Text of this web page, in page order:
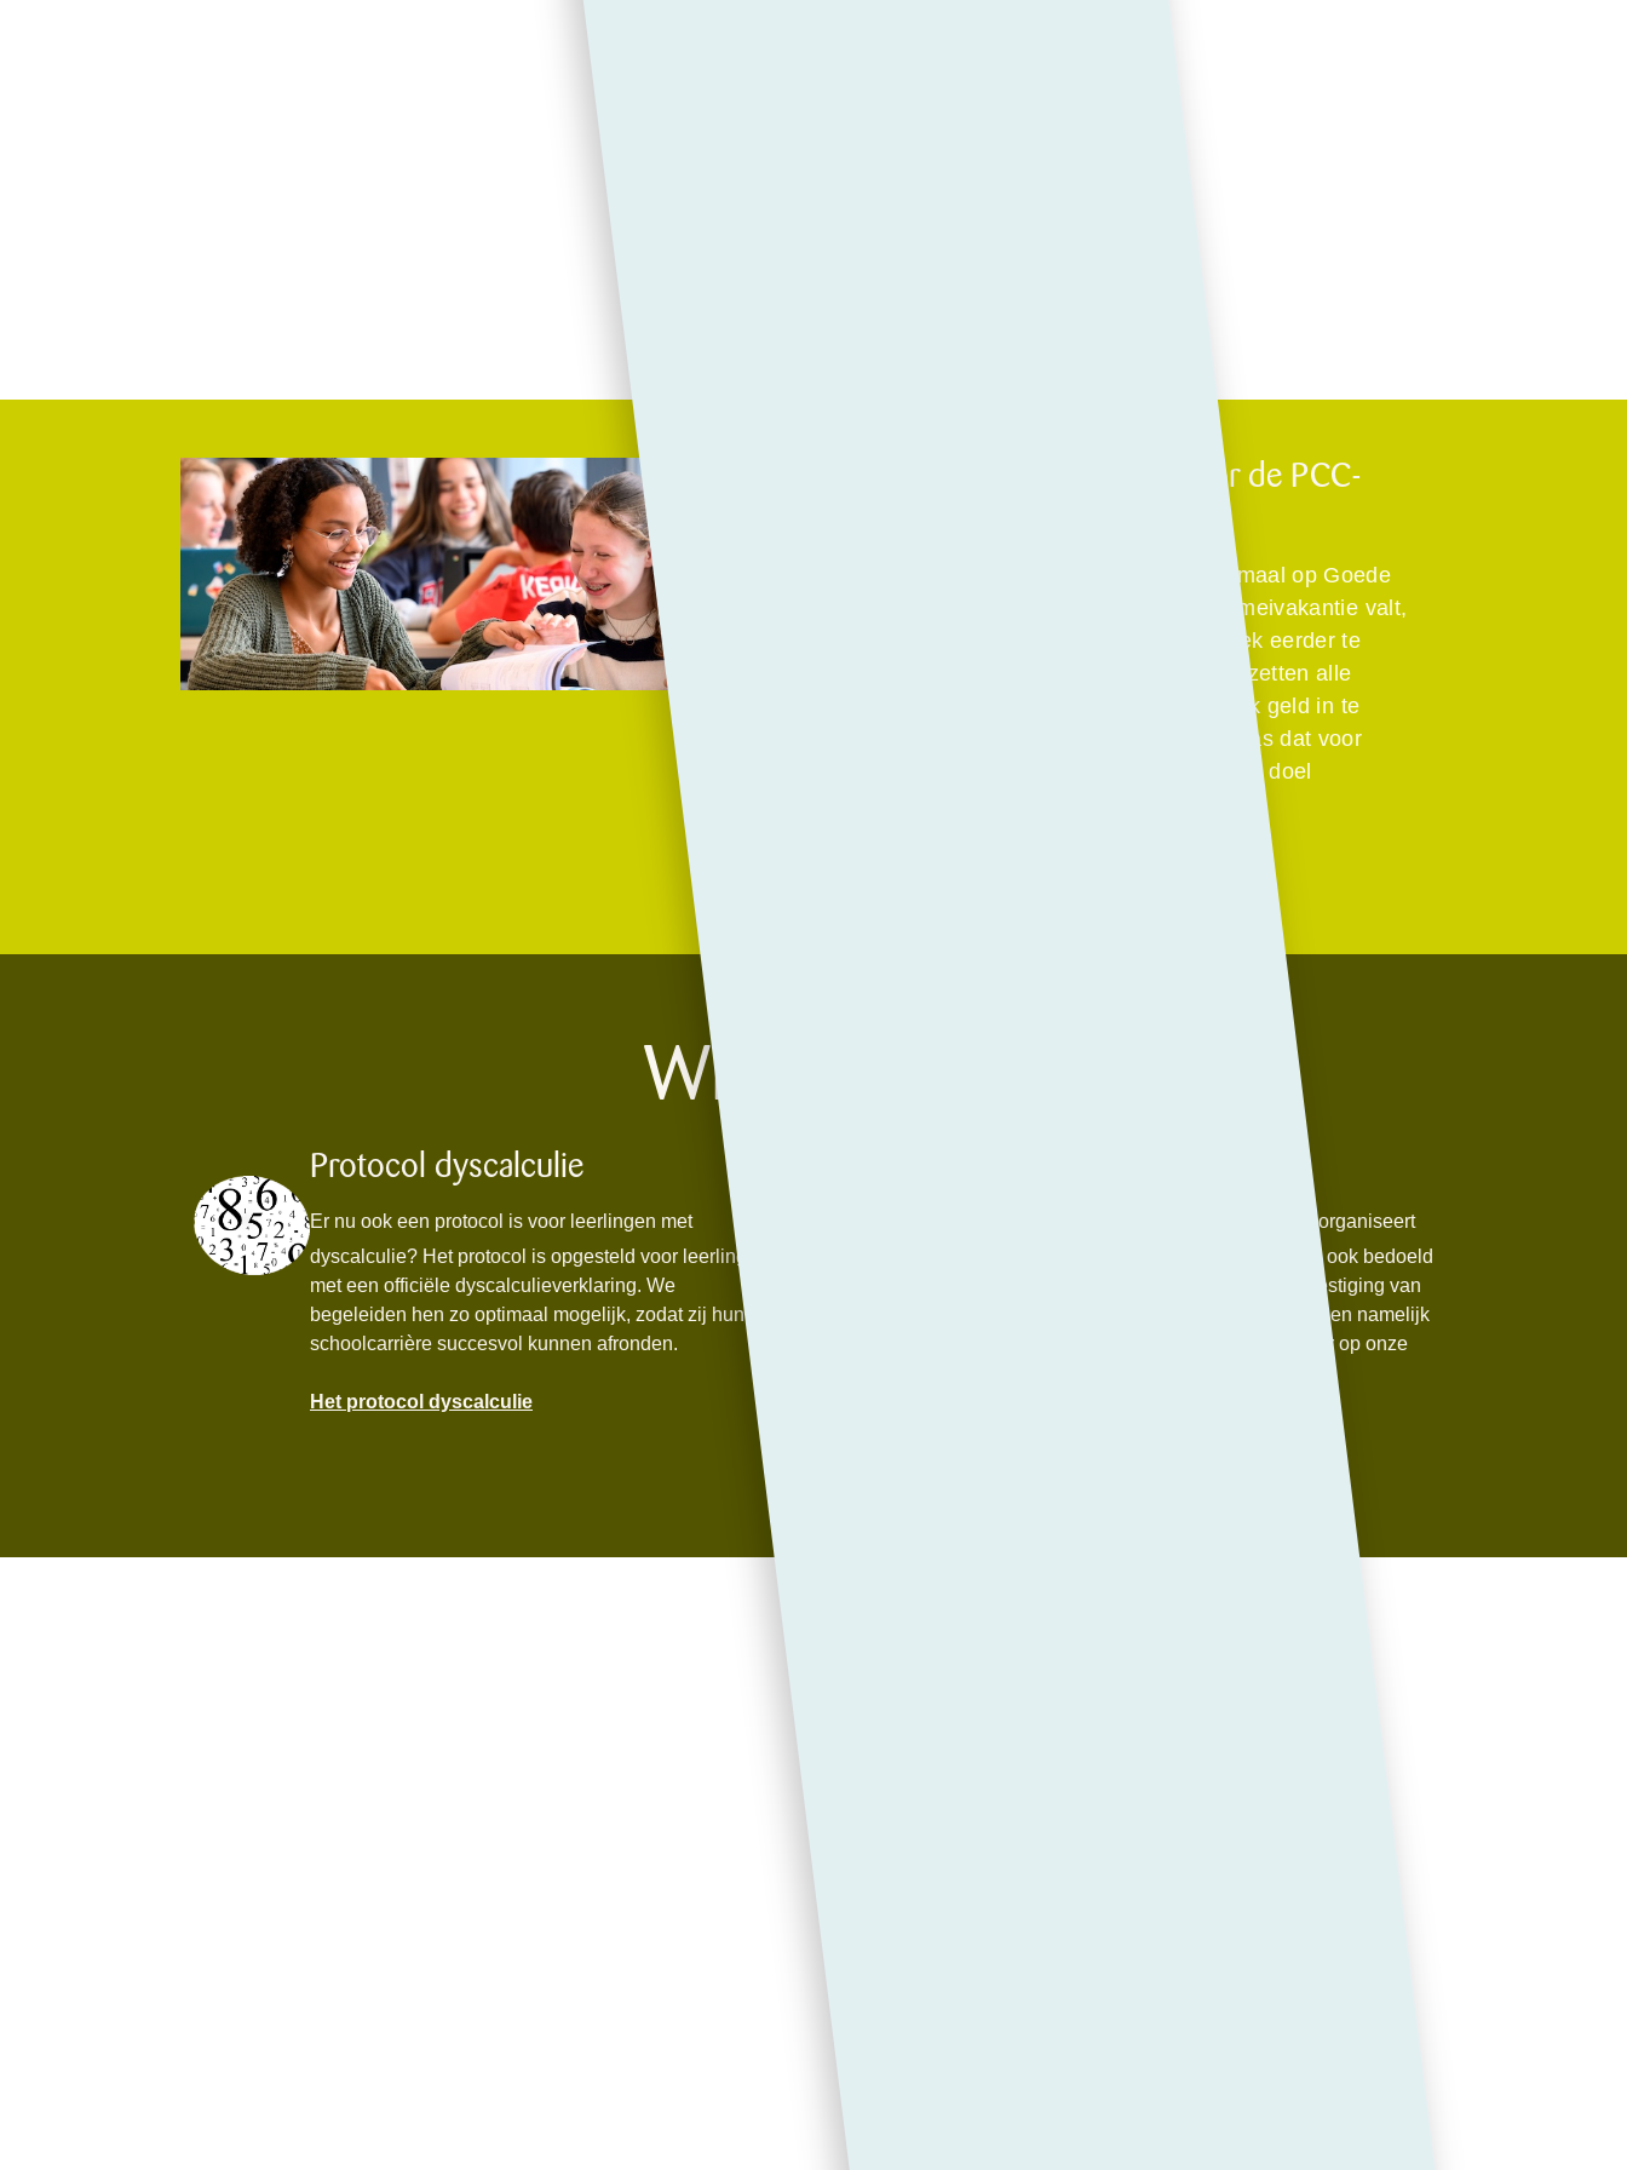
Nieuw goed doel geselecteerd voor de PCC-
Jaarlijks organiseren we de PCC-Actiedag. Normaal op Goede
Vrijdag, maar omdat deze dit keer vlak voor de meivakantie valt,
is ervoor gekozen om de PCC-Actiedag een week eerder te
organiseren: vrijdag 11 april 2025. Op deze dag zetten alle
leerlingen zich enthousiast in, om zoveel mogelijk geld in te
zamelen voor het goede doel. De laatste jaren was dat voor
Make-A-Wish Nederland, nu is er een nieuw goed doel
Wist u dat?
Protocol dyscalculie
Er nu ook een protocol is voor leerlingen met
dyscalculie? Het protocol is opgesteld voor leerlingen
met een officiële dyscalculieverklaring. We
begeleiden hen zo optimaal mogelijk, zodat zij hun
schoolcarrière succesvol kunnen afronden.
Het protocol dyscalculie
PCC Bergen op 14 juni 2025 een reünie organiseert
voor iedereen die wil komen? Het feest is ook bedoeld
als afscheid van deze mooie en unieke vestiging van
het PCC. Na dit schooljaar sluit PCC Bergen namelijk
de deuren. U leest er binnenkort meer over op onze
Lees verder...